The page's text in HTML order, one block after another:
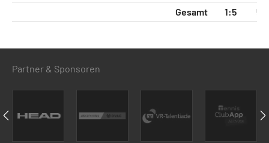
Gesamt
1:5
Partner & Sponsoren